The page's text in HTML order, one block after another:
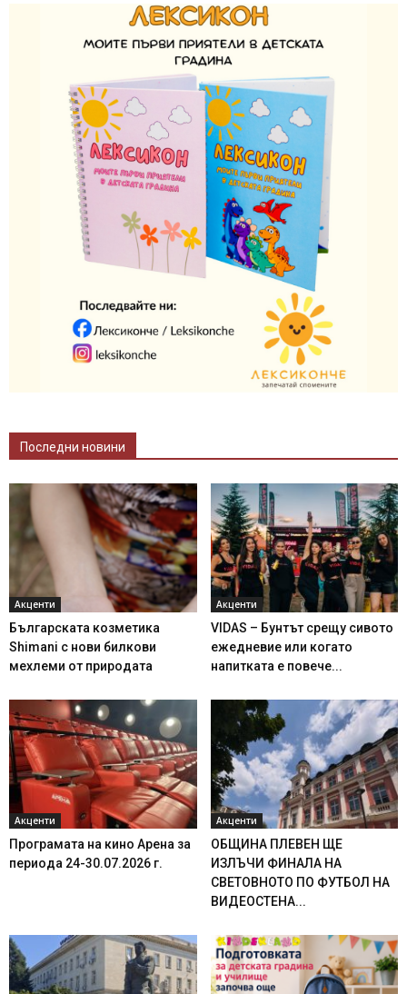
Последни новини
Акценти
Българската козметика
Shimani с нови билкови
мехлеми от природата
Акценти
VIDAS – Бунтът срещу сивото
ежедневие или когато
напитката е повече...
Акценти
Програмата на кино Арена за
периода 24-30.07.2026 г.
Акценти
ОБЩИНА ПЛЕВЕН ЩЕ
ИЗЛЪЧИ ФИНАЛА НА
СВЕТОВНОТО ПО ФУТБОЛ НА
ВИДЕОСТЕНА...